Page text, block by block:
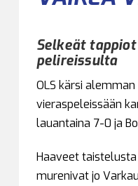
Selkeät
pelireissulta
OLS kärsi
vieraspeleissään
lauantaina 7-0 ja
Haaveet
murenivat jo